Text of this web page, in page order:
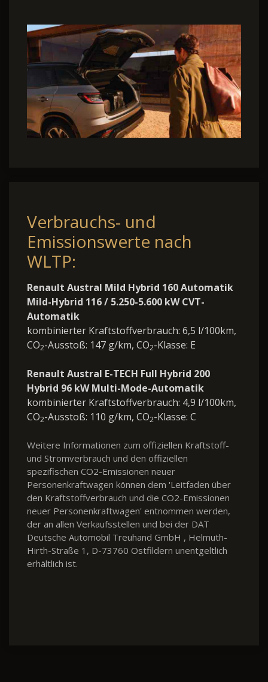
Verbrauchs- und
Emissionswerte nach
WLTP:
Renault Austral Mild Hybrid 160 Automatik
Mild-Hybrid 116 / 5.250-5.600 kW CVT-
Automatik
kombinierter Kraftstoffverbrauch: 6,5 l/100km,
CO2-Ausstoß: 147 g/km, CO2-Klasse: E
Renault Austral E-TECH Full Hybrid 200
Hybrid 96 kW Multi-Mode-Automatik
kombinierter Kraftstoffverbrauch: 4,9 l/100km,
CO2-Ausstoß: 110 g/km, CO2-Klasse: C
Weitere Informationen zum offiziellen Kraftstoff-
und Stromverbrauch und den offiziellen
spezifischen CO2-Emissionen neuer
Personenkraftwagen können dem 'Leitfaden über
den Kraftstoffverbrauch und die CO2-Emissionen
neuer Personenkraftwagen' entnommen werden,
der an allen Verkaufsstellen und bei der DAT
Deutsche Automobil Treuhand GmbH , Helmuth-
Hirth-Straße 1, D-73760 Ostfildern unentgeltlich
erhältlich ist.